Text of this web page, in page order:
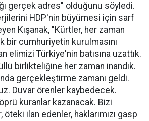
gerçek adres" olduğunu söyledi.
HDP'nin büyümesi için sarf
Kışanak, "Kürtler, her zaman
bir cumhuriyetin kurulmasını
elimizi Türkiye'nin batısına uzattık.
birlikteliğine her zaman inandık.
gerçekleştirme zamanı geldi.
Duvar örenler kaybedecek.
kuranlar kazanacak. Bizi
öteki ilan edenler, haklarımızı gasp